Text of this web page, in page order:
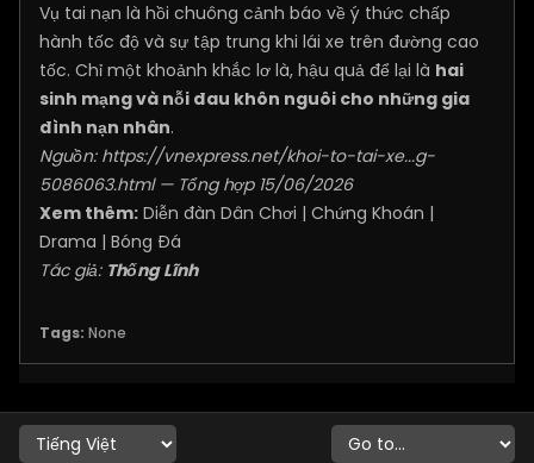
Vụ tai nạn là hồi chuông cảnh báo về ý thức chấp
hành tốc độ và sự tập trung khi lái xe trên đường cao
tốc. Chỉ một khoảnh khắc lơ là, hậu quả để lại là hai
sinh mạng và nỗi đau khôn nguôi cho những gia
đình nạn nhân.
Nguồn: https://vnexpress.net/khoi-to-tai-xe...g-
5086063.html— Tổng hợp 15/06/2026
Xem thêm: Diễn đàn Dân Chơi | Chứng Khoán |
Drama | Bóng Đá
Tác giả: Thống Lĩnh
Tags: None